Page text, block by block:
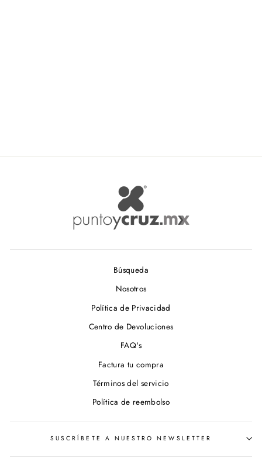
Búsqueda
Nosotros
Política de Privacidad
Centro de Devoluciones
FAQ's
Factura tu compra
Términos del servicio
Política de reembolso
SUSCRÍBETE A NUESTRO NEWSLETTER